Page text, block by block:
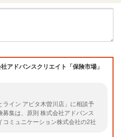
アドバンスクリエイト「保険市場」
イン アピタ木曽川店」に相談予
集は、原則 株式会社アドバンス
コミュニケーション株式会社の2社